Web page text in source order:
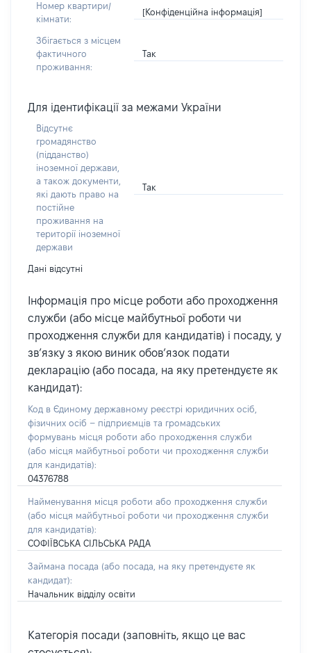
Номер квартири/
кімнати:
[Конфіденційна інформація]
Збігається з місцем
фактичного
проживання:
Так
Для ідентифікації за межами України
Відсутнє
громадянство
(підданство)
іноземної держави,
а також документи,
які дають право на
постійне
проживання на
території іноземної
держави
Так
Дані відсутні
Інформація про місце роботи або проходження
служби (або місце майбутньої роботи чи
проходження служби для кандидатів) і посаду, у
зв’язку з якою виник обов’язок подати
декларацію (або посада, на яку претендуєте як
кандидат):
Код в Єдиному державному реєстрі юридичних осіб,
фізичних осіб – підприємців та громадських
формувань місця роботи або проходження служби
(або місця майбутньої роботи чи проходження служби
для кандидатів):
04376788
Найменування місця роботи або проходження служби
(або місця майбутньої роботи чи проходження служби
для кандидатів):
СОФІЇВСЬКА СІЛЬСЬКА РАДА
Займана посада (або посада, на яку претендуєте як
кандидат):
Начальник відділу освіти
Категорія посади (заповніть, якщо це вас